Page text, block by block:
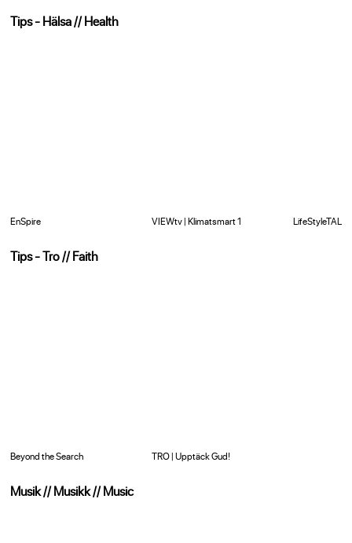
Tips - Hälsa // Health
EnSpire VIEWtv | Klimatsmart 1 LifeStyleTALK
Tips - Tro // Faith
Beyond the Search TRO | Upptäck Gud!
Musik // Musikk // Music